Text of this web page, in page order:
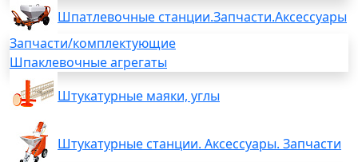
Шпатлевочные станции.Запчасти.Аксессуары
Запчасти/комплектующие
Шпаклевочные агрегаты
Штукатурные маяки, углы
Штукатурные станции. Аксессуары. Запчасти